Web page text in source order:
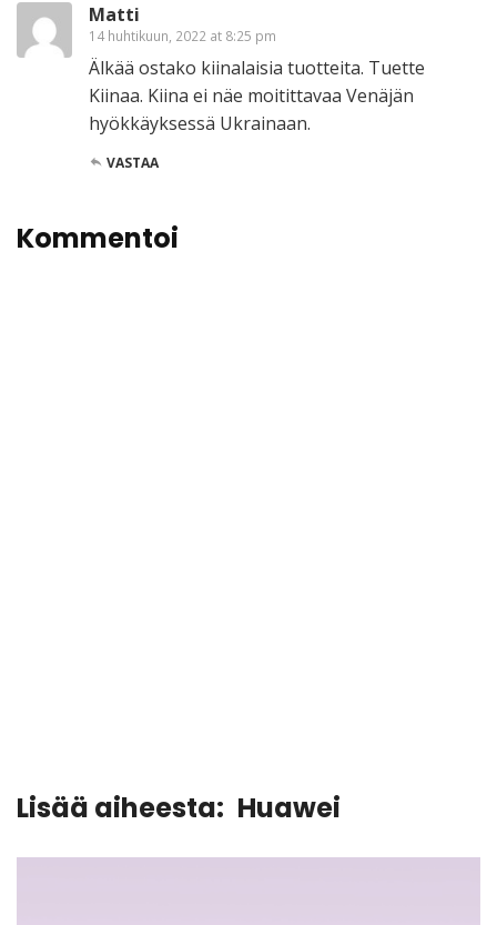
Matti
14 huhtikuun, 2022 at 8:25 pm
Älkää ostako kiinalaisia tuotteita. Tuette
Kiinaa. Kiina ei näe moitittavaa Venäjän
hyökkäyksessä Ukrainaan.
VASTAA
Kommentoi
Lisää aiheesta: Huawei